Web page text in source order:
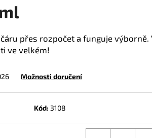
přes rozpočet a funguje výborně.
ve velkém!
Možnosti doručení
Kód: 3108
ULTRA STRONG 10 ML